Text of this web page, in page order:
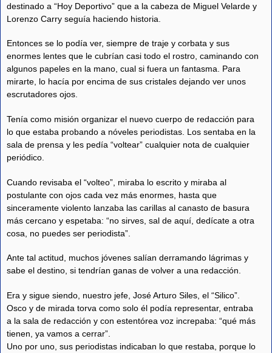
destinado a “Hoy Deportivo” que a la cabeza de Miguel Velarde y
Lorenzo Carry seguía haciendo historia.
Entonces se lo podía ver, siempre de traje y corbata y sus
enormes lentes que le cubrían casi todo el rostro, caminando con
algunos papeles en la mano, cual si fuera un fantasma. Para
mirarte, lo hacía por encima de sus cristales dejando ver unos
escrutadores ojos.
Tenía como misión organizar el nuevo cuerpo de redacción para
lo que estaba probando a nóveles periodistas. Los sentaba en la
sala de prensa y les pedía “voltear” cualquier nota de cualquier
periódico.
Cuando revisaba el “volteo”, miraba lo escrito y miraba al
postulante con ojos cada vez más enormes, hasta que
sinceramente violento lanzaba las carillas al canasto de basura
más cercano y espetaba: “no sirves, sal de aquí, dedícate a otra
cosa, no puedes ser periodista”.
Ante tal actitud, muchos jóvenes salían derramando lágrimas y
sabe el destino, si tendrían ganas de volver a una redacción.
Era y sigue siendo, nuestro jefe, José Arturo Siles, el “Silico”.
Osco y de mirada torva como solo él podía representar, entraba
a la sala de redacción y con estentórea voz increpaba: “qué más
tienen, ya vamos a cerrar”.
Uno por uno, sus periodistas indicaban lo que restaba, porque lo